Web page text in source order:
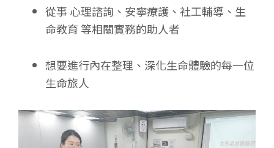
從事 心理諮詢、安寧療護、社工輔導、生
命教育 等相關實務的助人者
想要進行內在整理、深化生命體驗的每一位
生命旅人